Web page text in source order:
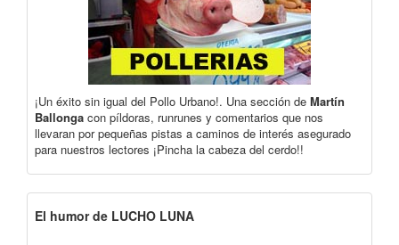
¡Un éxito sin igual del Pollo Urbano!. Una sección de Martín
Ballonga con píldoras, runrunes y comentarios que nos
llevaran por pequeñas pistas a caminos de interés asegurado
para nuestros lectores ¡Pincha la cabeza del cerdo!!
El humor de LUCHO LUNA